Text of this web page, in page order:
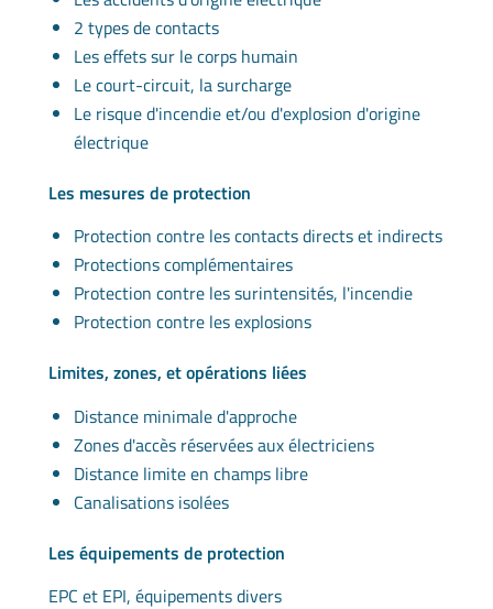
2 types de contacts
Les effets sur le corps humain
Le court-circuit, la surcharge
Le risque d'incendie et/ou d'explosion d'origine
électrique
Les mesures de protection
Protection contre les contacts directs et indirects
Protections complémentaires
Protection contre les surintensités, l'incendie
Protection contre les explosions
Limites, zones, et opérations liées
Distance minimale d'approche
Zones d'accès réservées aux électriciens
Distance limite en champs libre
Canalisations isolées
Les équipements de protection
EPC et EPI, équipements divers